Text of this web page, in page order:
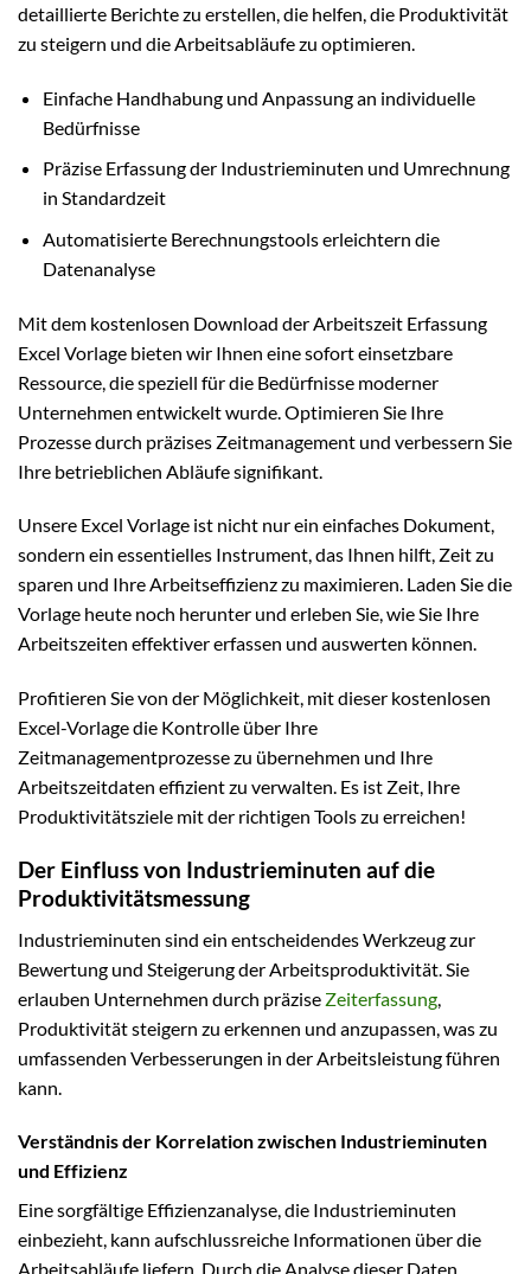
detaillierte Berichte zu erstellen, die helfen, die Produktivität
zu steigern und die Arbeitsabläufe zu optimieren.
Einfache Handhabung und Anpassung an individuelle
Bedürfnisse
Präzise Erfassung der Industrieminuten und Umrechnung
in Standardzeit
Automatisierte Berechnungstools erleichtern die
Datenanalyse
Mit dem kostenlosen Download der Arbeitszeit Erfassung
Excel Vorlage bieten wir Ihnen eine sofort einsetzbare
Ressource, die speziell für die Bedürfnisse moderner
Unternehmen entwickelt wurde. Optimieren Sie Ihre
Prozesse durch präzises Zeitmanagement und verbessern Sie
Ihre betrieblichen Abläufe signifikant.
Unsere Excel Vorlage ist nicht nur ein einfaches Dokument,
sondern ein essentielles Instrument, das Ihnen hilft, Zeit zu
sparen und Ihre Arbeitseffizienz zu maximieren. Laden Sie die
Vorlage heute noch herunter und erleben Sie, wie Sie Ihre
Arbeitszeiten effektiver erfassen und auswerten können.
Profitieren Sie von der Möglichkeit, mit dieser kostenlosen
Excel-Vorlage die Kontrolle über Ihre
Zeitmanagementprozesse zu übernehmen und Ihre
Arbeitszeitdaten effizient zu verwalten. Es ist Zeit, Ihre
Produktivitätsziele mit der richtigen Tools zu erreichen!
Der Einfluss von Industrieminuten auf die
Produktivitätsmessung
Industrieminuten sind ein entscheidendes Werkzeug zur
Bewertung und Steigerung der Arbeitsproduktivität. Sie
erlauben Unternehmen durch präzise Zeiterfassung
Produktivität steigern zu erkennen und anzupassen, was zu
umfassenden Verbesserungen in der Arbeitsleistung führen
kann.
Verständnis der Korrelation zwischen Industrieminuten
und Effizienz
Eine sorgfältige Effizienzanalyse, die Industrieminuten
einbezieht, kann aufschlussreiche Informationen über die
Arbeitsabläufe liefern. Durch die Analyse dieser Daten